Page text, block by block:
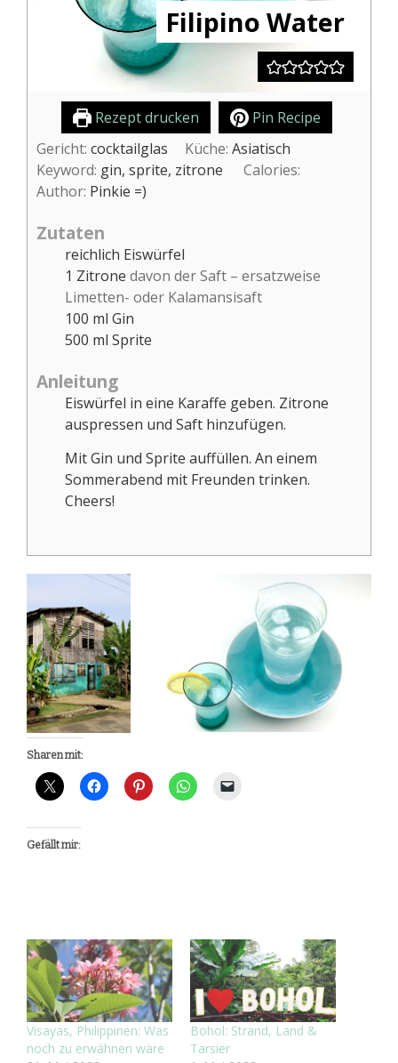
Filipino Water
Rezept drucken
Pin Recipe
Gericht: cocktailglas Küche:Asiatisch
Keyword: gin, sprite, zitrone
Calories:
Author: Pinkie =)
Zutaten
reichlich Eiswürfel
1 Zitrone davon der Saft – ersatzweise
Limetten- oder Kalamansisaft
100 ml Gin
500 ml Sprite
Anleitung
Eiswürfel in eine Karaffe geben. Zitrone
auspressen und Saft hinzufügen.
Mit Gin und Sprite auffüllen. An einem
Sommerabend mit Freunden trinken.
Cheers!
Sharen mit:
Gefällt mir:
Visayas, Philippinen: Was
noch zu erwähnen wäre
Bohol: Strand, Land &
Tarsier